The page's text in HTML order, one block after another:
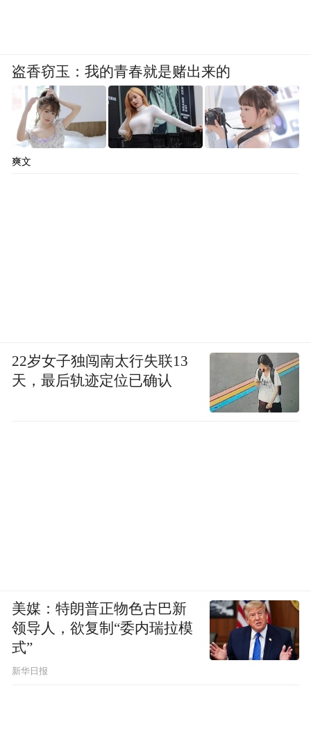
盗香窃玉：我的青春就是赌出来的
爽文
22岁女子独闯南太行失联13
天，最后轨迹定位已确认
美媒：特朗普正物色古巴新
领导人，欲复制“委内瑞拉模
式”
新华日报